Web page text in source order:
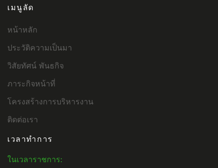
เมนูลัด
หน้าหลัก
ประวัติความเป็นมา
วิสัยทัศน์ พันธกิจ
ภาระกิจหน้าที่
โครงสร้างการบริหารงาน
ติดต่อเรา
เวลาทำการ
ในเวลาราชการ: